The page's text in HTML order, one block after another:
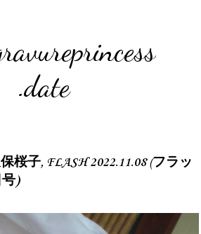
.date
桜子, FLASH 2022.11.08 (フラッ
)